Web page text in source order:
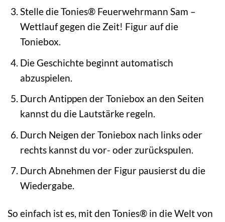
Stelle die Tonies® Feuerwehrmann Sam –
Wettlauf gegen die Zeit! Figur auf die
Toniebox.
Die Geschichte beginnt automatisch
abzuspielen.
Durch Antippen der Toniebox an den Seiten
kannst du die Lautstärke regeln.
Durch Neigen der Toniebox nach links oder
rechts kannst du vor- oder zurückspulen.
Durch Abnehmen der Figur pausierst du die
Wiedergabe.
So einfach ist es, mit den Tonies® in die Welt von